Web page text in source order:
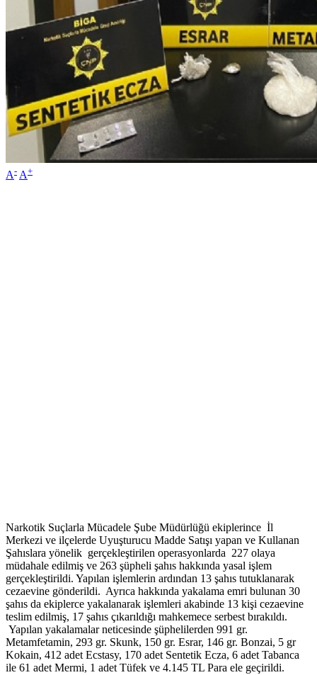
A- A+
Narkotik Suçlarla Mücadele Şube Müdürlüğü ekiplerince İl
Merkezi ve ilçelerde Uyuşturucu Madde Satışı yapan ve Kullanan
Şahıslara yönelik gerçekleştirilen operasyonlarda 227 olaya
müdahale edilmiş ve 263 şüpheli şahıs hakkında yasal işlem
gerçekleştirildi. Yapılan işlemlerin ardından 13 şahıs tutuklanarak
cezaevine gönderildi. Ayrıca hakkında yakalama emri bulunan 30
şahıs da ekiplerce yakalanarak işlemleri akabinde 13 kişi cezaevine
teslim edilmiş, 17 şahıs çıkarıldığı mahkemece serbest bırakıldı.
Yapılan yakalamalar neticesinde şüphelilerden 991 gr.
Metamfetamin, 293 gr. Skunk, 150 gr. Esrar, 146 gr. Bonzai, 5 gr
Kokain, 412 adet Ecstasy, 170 adet Sentetik Ecza, 6 adet Tabanca
ile 61 adet Mermi, 1 adet Tüfek ve 4.145 TL Para ele geçirildi.